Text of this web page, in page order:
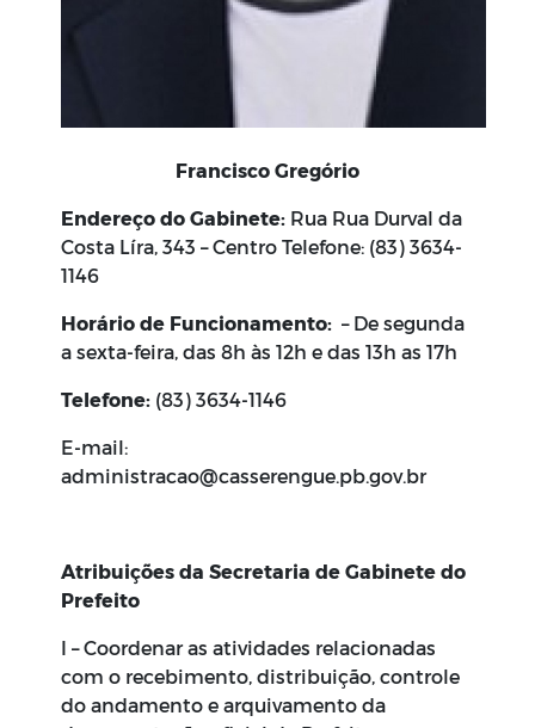
Francisco Gregório
Endereço do Gabinete: Rua Rua Durval da
Costa Líra, 343 – Centro Telefone: (83) 3634-
1146
Horário de Funcionamento: – De segunda
a sexta-feira, das 8h às 12h e das 13h as 17h
Telefone: (83) 3634-1146
E-mail:
administracao@casserengue.pb.gov.br
Atribuições da Secretaria de Gabinete do
Prefeito
I – Coordenar as atividades relacionadas
com o recebimento, distribuição, controle
do andamento e arquivamento da